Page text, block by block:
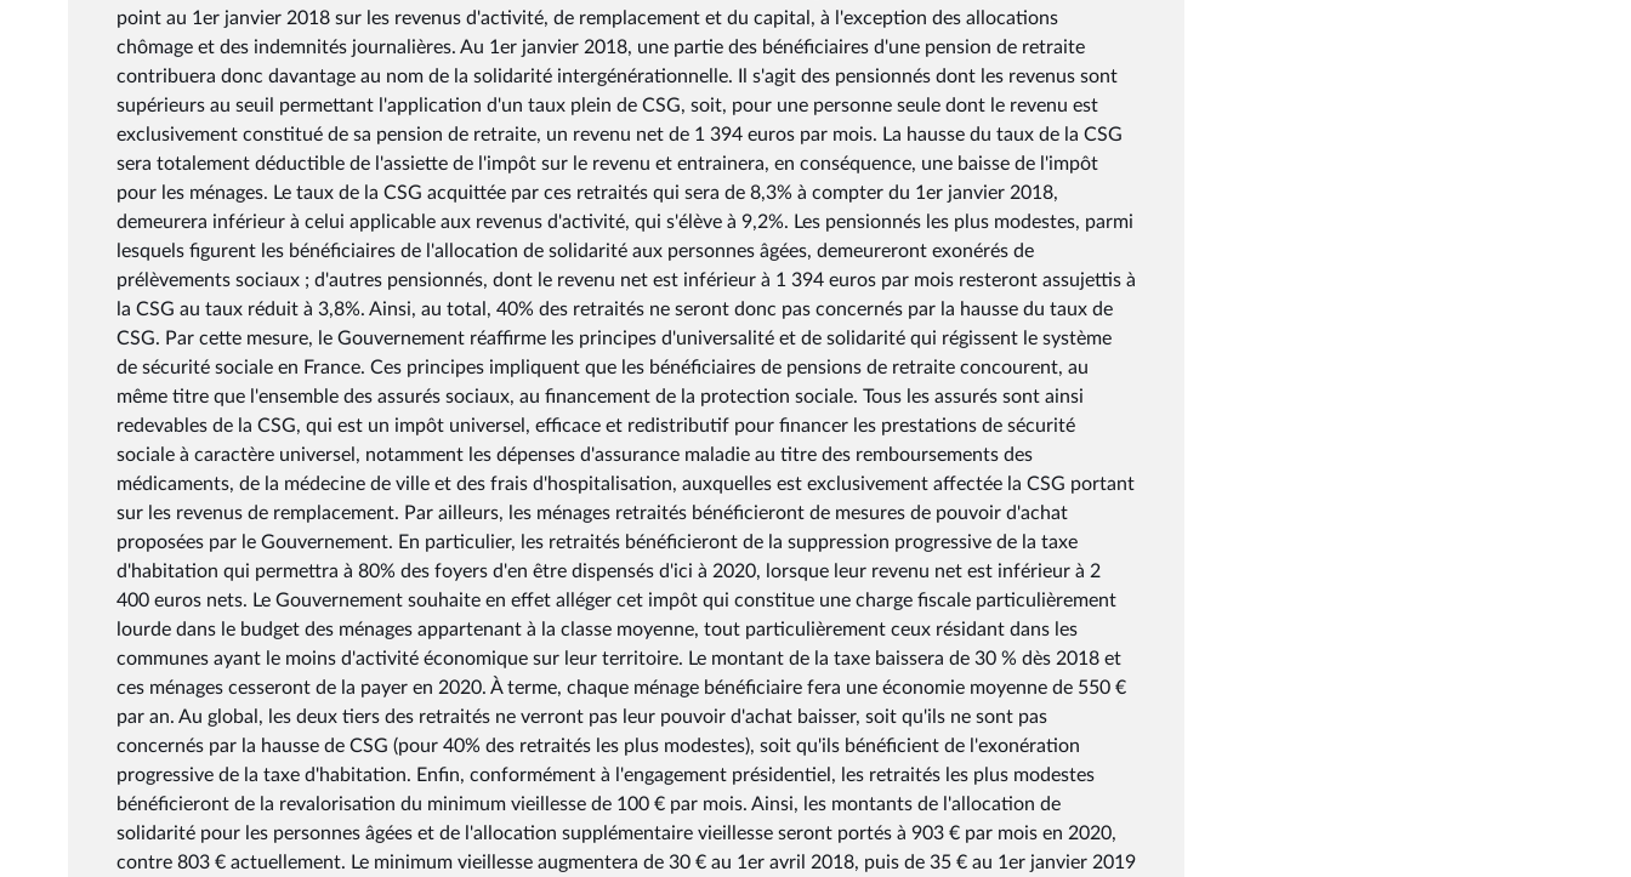
point au 1er janvier 2018 sur les revenus d'activité, de remplacement et du capital, à l'exception des allocations
chômage et des indemnités journalières. Au 1er janvier 2018, une partie des bénéficiaires d'une pension de retraite
contribuera donc davantage au nom de la solidarité intergénérationnelle. Il s'agit des pensionnés dont les revenus sont
supérieurs au seuil permettant l'application d'un taux plein de CSG, soit, pour une personne seule dont le revenu est
exclusivement constitué de sa pension de retraite, un revenu net de 1 394 euros par mois. La hausse du taux de la CSG
sera totalement déductible de l'assiette de l'impôt sur le revenu et entrainera, en conséquence, une baisse de l'impôt
pour les ménages. Le taux de la CSG acquittée par ces retraités qui sera de 8,3% à compter du 1er janvier 2018,
demeurera inférieur à celui applicable aux revenus d'activité, qui s'élève à 9,2%. Les pensionnés les plus modestes, parmi
lesquels figurent les bénéficiaires de l'allocation de solidarité aux personnes âgées, demeureront exonérés de
prélèvements sociaux ; d'autres pensionnés, dont le revenu net est inférieur à 1 394 euros par mois resteront assujettis à
la CSG au taux réduit à 3,8%. Ainsi, au total, 40% des retraités ne seront donc pas concernés par la hausse du taux de
CSG. Par cette mesure, le Gouvernement réaffirme les principes d'universalité et de solidarité qui régissent le système
de sécurité sociale en France. Ces principes impliquent que les bénéficiaires de pensions de retraite concourent, au
même titre que l'ensemble des assurés sociaux, au financement de la protection sociale. Tous les assurés sont ainsi
redevables de la CSG, qui est un impôt universel, efficace et redistributif pour financer les prestations de sécurité
sociale à caractère universel, notamment les dépenses d'assurance maladie au titre des remboursements des
médicaments, de la médecine de ville et des frais d'hospitalisation, auxquelles est exclusivement affectée la CSG portant
sur les revenus de remplacement. Par ailleurs, les ménages retraités bénéficieront de mesures de pouvoir d'achat
proposées par le Gouvernement. En particulier, les retraités bénéficieront de la suppression progressive de la taxe
d'habitation qui permettra à 80% des foyers d'en être dispensés d'ici à 2020, lorsque leur revenu net est inférieur à 2
400 euros nets. Le Gouvernement souhaite en effet alléger cet impôt qui constitue une charge fiscale particulièrement
lourde dans le budget des ménages appartenant à la classe moyenne, tout particulièrement ceux résidant dans les
communes ayant le moins d'activité économique sur leur territoire. Le montant de la taxe baissera de 30 % dès 2018 et
ces ménages cesseront de la payer en 2020. À terme, chaque ménage bénéficiaire fera une économie moyenne de 550 €
par an. Au global, les deux tiers des retraités ne verront pas leur pouvoir d'achat baisser, soit qu'ils ne sont pas
concernés par la hausse de CSG (pour 40% des retraités les plus modestes), soit qu'ils bénéficient de l'exonération
progressive de la taxe d'habitation. Enfin, conformément à l'engagement présidentiel, les retraités les plus modestes
bénéficieront de la revalorisation du minimum vieillesse de 100 € par mois. Ainsi, les montants de l'allocation de
solidarité pour les personnes âgées et de l'allocation supplémentaire vieillesse seront portés à 903 € par mois en 2020,
contre 803 € actuellement. Le minimum vieillesse augmentera de 30 € au 1er avril 2018, puis de 35 € au 1er janvier 2019